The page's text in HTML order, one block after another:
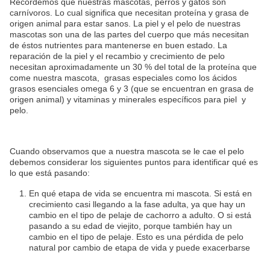
carnívoros. Lo cual significa que necesitan proteína y grasa de
origen animal para estar sanos. La piel y el pelo de nuestras
mascotas son una de las partes del cuerpo que más necesitan
de éstos nutrientes para mantenerse en buen estado. La
reparación de la piel y el recambio y crecimiento de pelo
necesitan aproximadamente un 30 % del total de la proteína que
come nuestra mascota, grasas especiales como los ácidos
grasos esenciales omega 6 y 3 (que se encuentran en grasa de
origen animal) y vitaminas y minerales específicos para piel y
pelo.
Cuando observamos que a nuestra mascota se le cae el pelo
debemos considerar los siguientes puntos para identificar qué es
lo que está pasando:
En qué etapa de vida se encuentra mi mascota. Si está en
crecimiento casi llegando a la fase adulta, ya que hay un
cambio en el tipo de pelaje de cachorro a adulto. O si está
pasando a su edad de viejito, porque también hay un
cambio en el tipo de pelaje. Esto es una pérdida de pelo
natural por cambio de etapa de vida y puede exacerbarse